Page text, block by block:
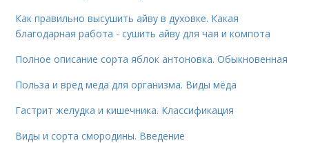
Как правильно высушить айву в духовке. Какая
благодарная работа - сушить айву для чая и компота
Полное описание сорта яблок антоновка. Обыкновенная
Польза и вред меда для организма. Виды мёда
Гастрит желудка и кишечника. Классификация
Виды и сорта смородины. Введение